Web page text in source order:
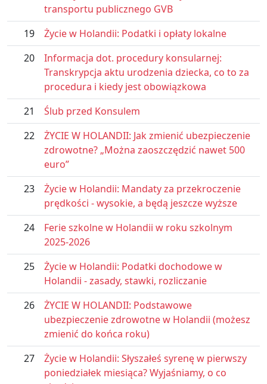
transportu publicznego GVB
19
Życie w Holandii: Podatki i opłaty lokalne
20
Informacja dot. procedury konsularnej:
Transkrypcja aktu urodzenia dziecka, co to za
procedura i kiedy jest obowiązkowa
21
Ślub przed Konsulem
22
ŻYCIE W HOLANDII: Jak zmienić ubezpieczenie
zdrowotne? „Można zaoszczędzić nawet 500
euro”
23
Życie w Holandii: Mandaty za przekroczenie
prędkości - wysokie, a będą jeszcze wyższe
24
Ferie szkolne w Holandii w roku szkolnym
2025-2026
25
Życie w Holandii: Podatki dochodowe w
Holandii - zasady, stawki, rozliczanie
26
ŻYCIE W HOLANDII: Podstawowe
ubezpieczenie zdrowotne w Holandii (możesz
zmienić do końca roku)
27
Życie w Holandii: Słyszałeś syrenę w pierwszy
poniedziałek miesiąca? Wyjaśniamy, o co